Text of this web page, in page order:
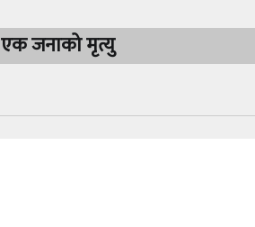
एक जनाको मृत्यु